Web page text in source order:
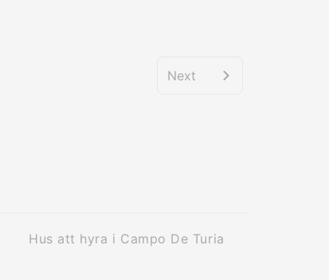
Next
Hus att hyra i Campo De Turia